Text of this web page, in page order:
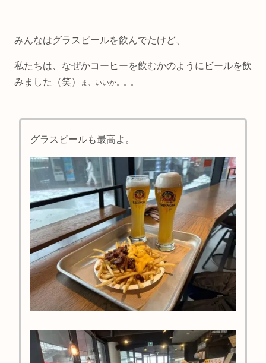
みんなはグラスビールを飲んでたけど、
私たちは、なぜかコーヒーを飲むかのようにビールを飲
みました（笑）
ま、いいか。。。
グラスビールも最高よ。